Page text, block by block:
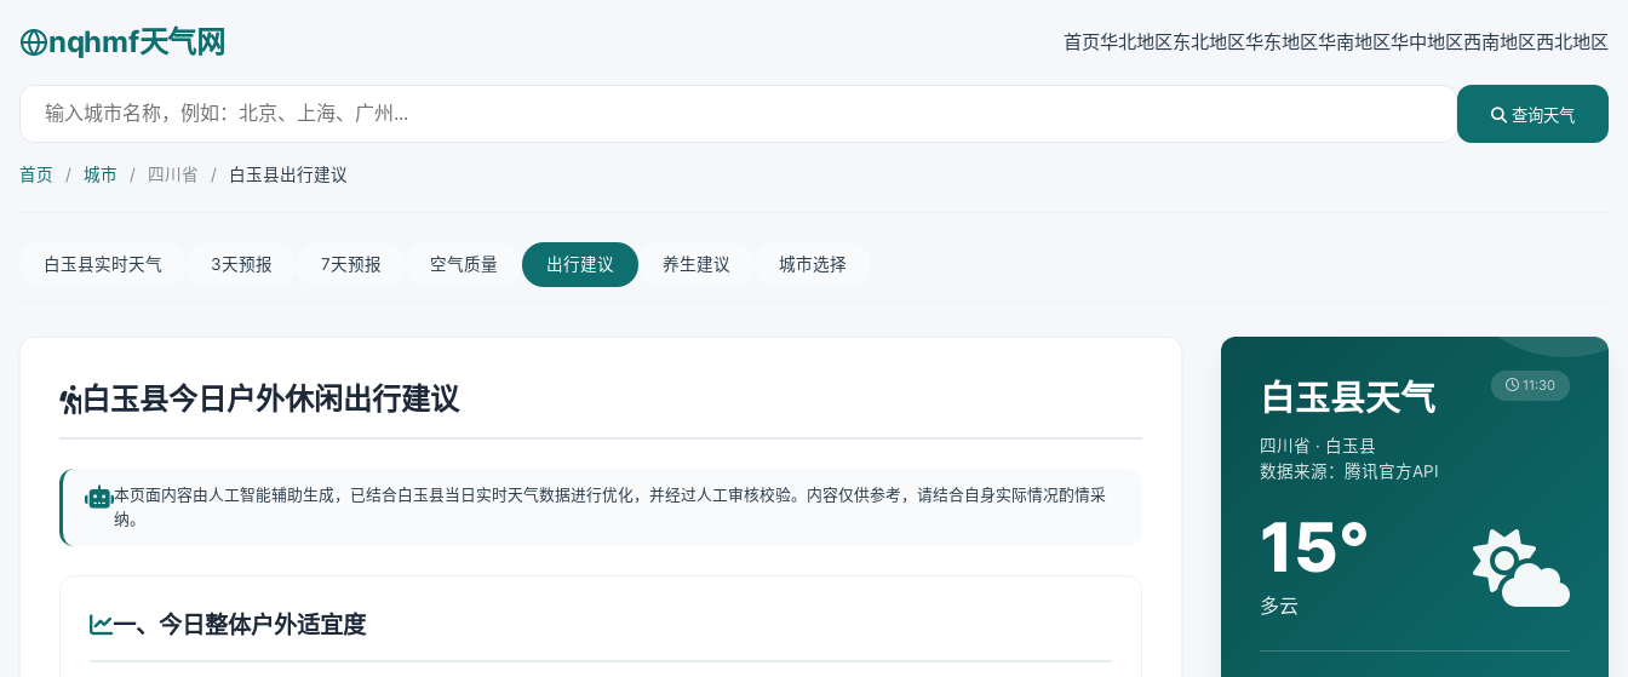
nqhmf天气网 首页华北地区东北地区华东地区华南地区华中地区西南地区西北地区
查询天气
首页 / 城市 / 四川省 / 白玉县出行建议
白玉县实时天气 3天预报 7天预报 空气质量 出行建议 养生建议 城市选择
白玉县今日户外休闲出行建议
本页面内容由人工智能辅助生成，已结合白玉县当日实时天气数据进行优化，并经过人工审核校验。内容仅供参考，请结合自身实际情况酌情采
纳。
一、今日整体户外适宜度
白玉县天气
四川省 · 白玉县
数据来源：腾讯官方API
11:30
15°
多云